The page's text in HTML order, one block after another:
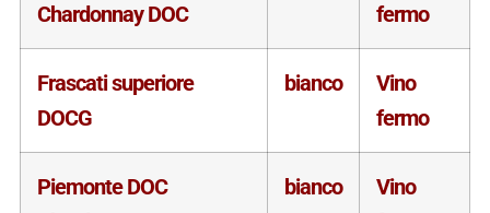
Chardonnay DOC
fermo
Frascati superiore
DOCG
bianco
Vino
fermo
Piemonte DOC
bianco
Vino